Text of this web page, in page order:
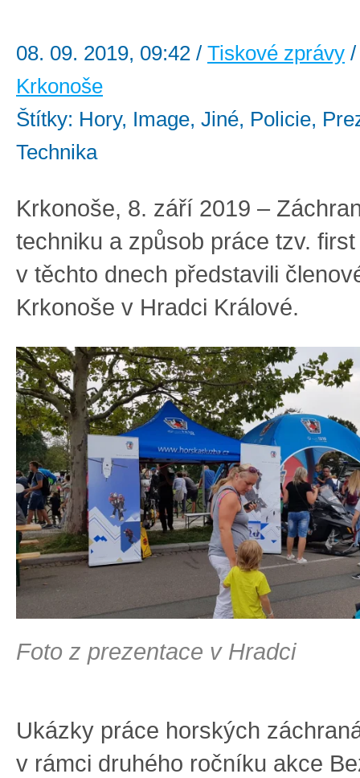
08. 09. 2019, 09:42 / Tiskové zprávy
Krkonoše
Štítky: Hory, Image, Jiné, Policie,
Technika
Krkonoše, 8. září 2019 –
techniku a způsob práce tzv.
v těchto dnech představili
Krkonoše v Hradci Králové.
Foto z prezentace v Hradci
Ukázky práce horských
v rámci druhého ročníku akce